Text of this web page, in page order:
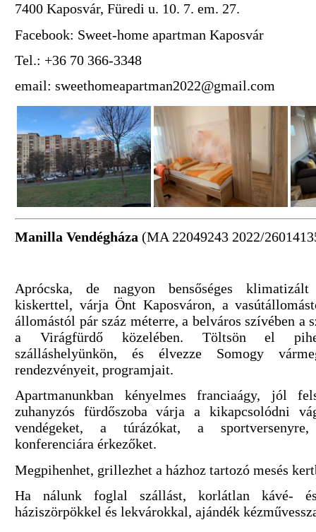
7400 Kaposvár, Füredi u. 10. 7. em. 27.
Facebook: Sweet-home apartman Kaposvár
Tel.: +36 70 366-3348
email: sweethomeapartman2022@gmail.com
Manilla Vendégháza (MA 22049243 2022/
Aprócska, de nagyon bensőséges
kiskerttel, várja Önt Kaposváron, a
állomástól pár száz méterre, a belváros szívében a
a Virágfürdő közelében. Töltsön el
szálláshelyünkön, és élvezze Somogy
rendezvényeit, programjait.
Apartmanunkban kényelmes franciaágy, jól
zuhanyzós fürdőszoba várja a kikapcsolódni
vendégeket, a túrázókat, a
konferenciára érkezőket.
Megpihenhet, grillezhet a házhoz tartozó mesés
Ha nálunk foglal szállást, korlátlan kávé- és
háziszörpökkel és lekvárokkal, ajándék